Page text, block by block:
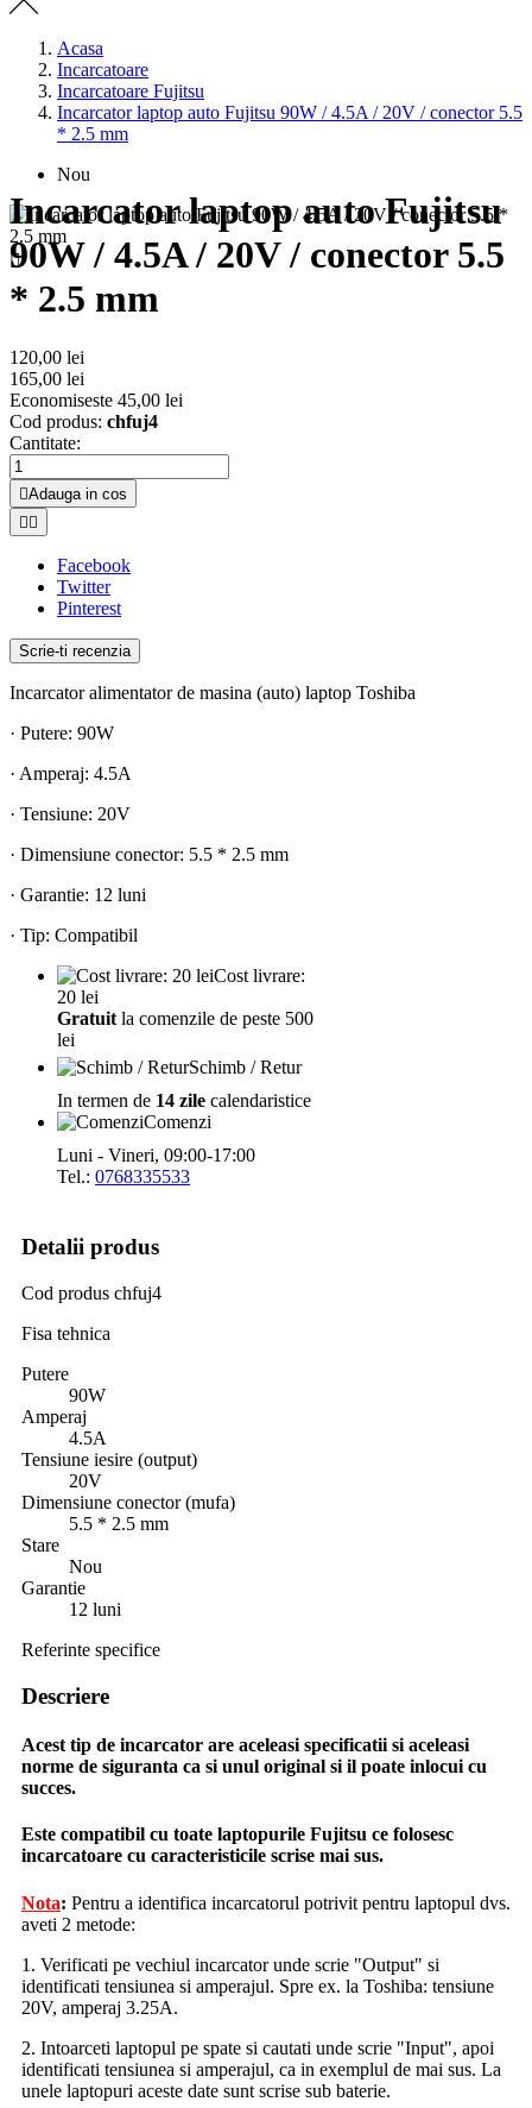
Acasa
Incarcatoare
Incarcatoare Fujitsu
Incarcator laptop auto Fujitsu 90W / 4.5A / 20V / conector 5.5
* 2.5 mm
Nou

Incarcator laptop auto Fujitsu
90W / 4.5A / 20V / conector 5.5
* 2.5 mm
120,00 lei
165,00 lei
Economiseste 45,00 lei
Cod produs: chfuj4
Cantitate:
Adauga in cos

Facebook
Twitter
Pinterest
Scrie-ti recenzia
Incarcator alimentator de masina (auto) laptop Toshiba
· Putere: 90W
· Amperaj: 4.5A
· Tensiune: 20V
· Dimensiune conector: 5.5 * 2.5 mm
· Garantie: 12 luni
· Tip: Compatibil
Cost livrare:
20 lei
Gratuit la comenzile de peste 500
lei
Schimb / Retur
In termen de 14 zile calendaristice
Comenzi
Luni - Vineri, 09:00-17:00
Tel.: 0768335533
Detalii produs
Cod produs chfuj4
Fisa tehnica
Putere
90W
Amperaj
4.5A
Tensiune iesire (output)
20V
Dimensiune conector (mufa)
5.5 * 2.5 mm
Stare
Nou
Garantie
12 luni
Referinte specifice
Descriere
Acest tip de incarcator are aceleasi specificatii si aceleasi
norme de siguranta ca si unul original si il poate inlocui cu
succes.
Este compatibil cu toate laptopurile Fujitsu ce folosesc
incarcatoare cu caracteristicile scrise mai sus.
Nota: Pentru a identifica incarcatorul potrivit pentru laptopul dvs.
aveti 2 metode:
1. Verificati pe vechiul incarcator unde scrie "Output" si
identificati tensiunea si amperajul. Spre ex. la Toshiba: tensiune
20V, amperaj 3.25A.
2. Intoarceti laptopul pe spate si cautati unde scrie "Input", apoi
identificati tensiunea si amperajul, ca in exemplul de mai sus. La
unele laptopuri aceste date sunt scrise sub baterie.